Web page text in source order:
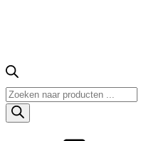
Producten
zoeken